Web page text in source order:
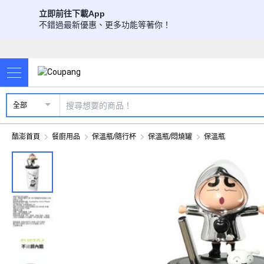
立即前往下載App
不錯過最新優惠、更多功能等著你！
全部
酷澎首頁 餐廚用品 保溫瓶/隨行杯 保溫瓶/悶燒罐 保溫瓶